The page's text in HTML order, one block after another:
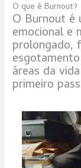
O que é Burnout?
O Burnout é
emocional e
prolongado,
áreas da
primeiro